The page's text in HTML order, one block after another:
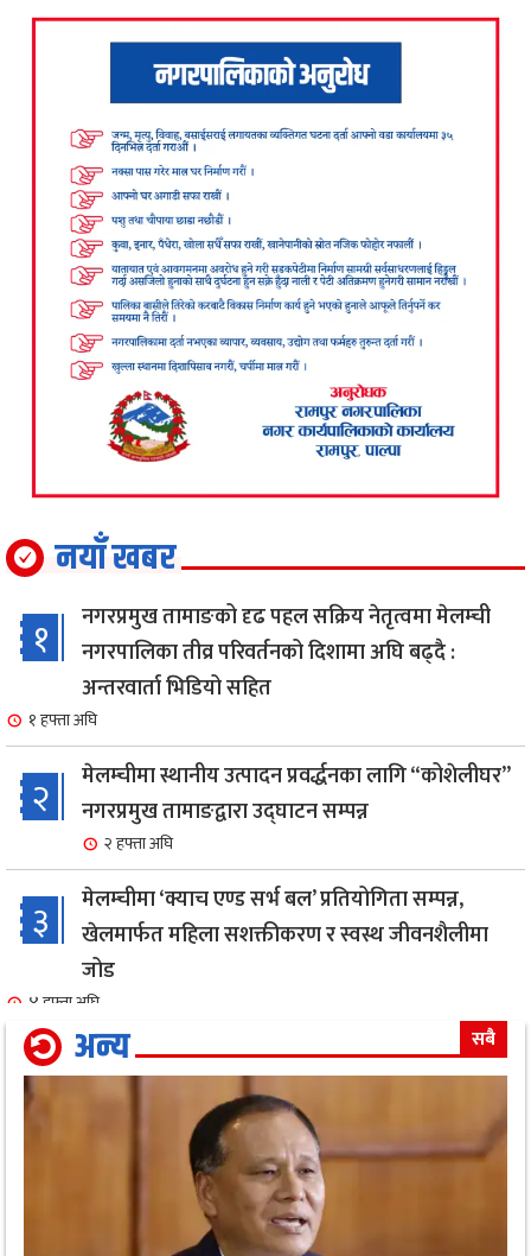
नयाँ खबर
१
नगरप्रमुख तामाङको दृढ पहल सक्रिय नेतृत्वमा मेलम्ची
नगरपालिका तीव्र परिवर्तनको दिशामा अघि बढ्दै :
अन्तरवार्ता भिडियो सहित
१ हफ्ता अघि
२
मेलम्चीमा स्थानीय उत्पादन प्रवर्द्धनका लागि “कोशेलीघर”
नगरप्रमुख तामाङद्वारा उद्घाटन सम्पन्न
२ हफ्ता अघि
३
मेलम्चीमा ‘क्याच एण्ड सर्भ बल’ प्रतियोगिता सम्पन्न,
खेलमार्फत महिला सशक्तीकरण र स्वस्थ जीवनशैलीमा
जोड
४ हफ्ता अघि
४
एक सफल बाइक मेकानिक उमेश सोनामको अभिनय क्षेत्रमा
दमदार ईन्ट्री,नायिका गरिमा संग रोमान्स: हेर्नुहोस भिडियो ।
गृहमन्त्री गुरुङ द्वारा जिल्ला प्रहरी कार्यालय,मोरङको
निरीक्षण कार्य सम्पन्न
१ महिना अघि
अन्य सबै